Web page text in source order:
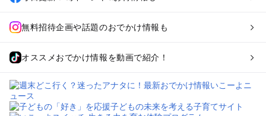
無料招待企画や話題のおでかけ情報も
オススメおでかけ情報を動画で紹介！